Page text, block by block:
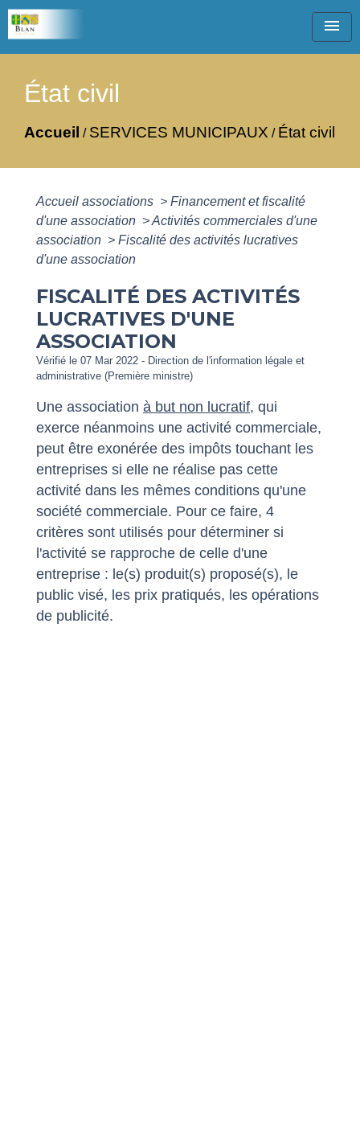
menu
État civil
Accueil / SERVICES MUNICIPAUX / État civil
Accueil associations > Financement et fiscalité
d'une association >Activités commerciales d'une
association > Fiscalité des activités lucratives
d'une association
FISCALITÉ DES ACTIVITÉS
LUCRATIVES D'UNE
ASSOCIATION
Vérifié le 07 Mar 2022 - Direction de l'information légale et
administrative (Première ministre)
Une association à but non lucratif, qui
exerce néanmoins une activité commerciale,
peut être exonérée des impôts touchant les
entreprises si elle ne réalise pas cette
activité dans les mêmes conditions qu'une
société commerciale. Pour ce faire, 4
critères sont utilisés pour déterminer si
l'activité se rapproche de celle d'une
entreprise : le(s) produit(s) proposé(s), le
public visé, les prix pratiqués, les opérations
de publicité.